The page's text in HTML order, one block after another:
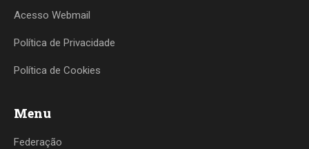
Acesso Webmail
Política de Privacidade
Política de Cookies
Menu
Federação